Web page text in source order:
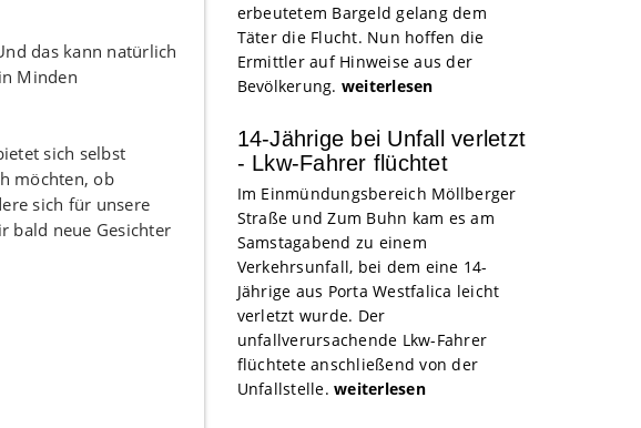
das kann natürlich
Minden
sich selbst
möchten, ob
sich für unsere
bald neue Gesichter
erbeutetem Bargeld gelang dem
Täter die Flucht. Nun hoffen die
Ermittler auf Hinweise aus der
Bevölkerung. weiterlesen
14-Jährige bei Unfall verletzt
- Lkw-Fahrer flüchtet
Im Einmündungsbereich Möllberger
Straße und Zum Buhn kam es am
Samstagabend zu einem
Verkehrsunfall, bei dem eine 14-
Jährige aus Porta Westfalica leicht
verletzt wurde. Der
unfallverursachende Lkw-Fahrer
flüchtete anschließend von der
Unfallstelle. weiterlesen